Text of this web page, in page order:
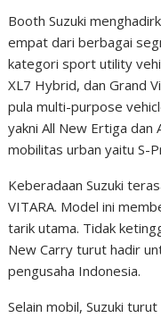
Booth Suzuki
empat dari berbagai
kategori sport utility
XL7 Hybrid, dan Grand
pula multi-purpose
yakni All New Ertiga dan
mobilitas urban yaitu S-
Keberadaan Suzuki
VITARA. Model ini
tarik utama. Tidak
New Carry turut hadir
pengusaha Indonesia.
Selain mobil, Suzuki